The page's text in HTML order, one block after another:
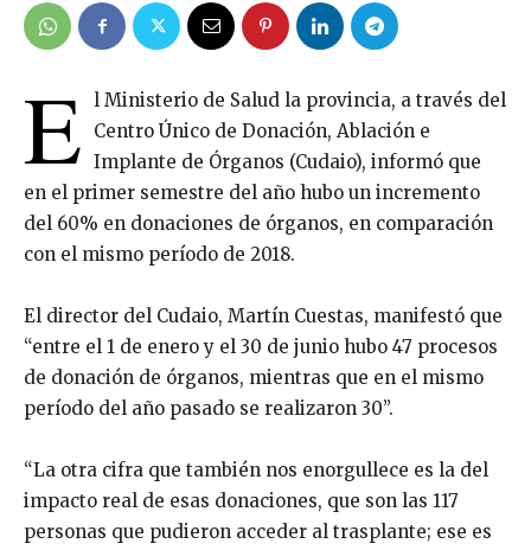
E l Ministerio de Salud la provincia, a través del
Centro Único de Donación, Ablación e
Implante de Órganos (Cudaio), informó que
en el primer semestre del año hubo un incremento
del 60% en donaciones de órganos, en comparación
con el mismo período de 2018.
El director del Cudaio, Martín Cuestas, manifestó que
“entre el 1 de enero y el 30 de junio hubo 47 procesos
de donación de órganos, mientras que en el mismo
período del año pasado se realizaron 30”.
“La otra cifra que también nos enorgullece es la del
impacto real de esas donaciones, que son las 117
personas que pudieron acceder al trasplante; ese es